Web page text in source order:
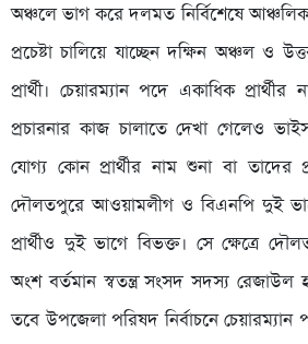
অঞ্চলে ভাগ করে দলমত নির্বিশেষে
প্রচেষ্টা চালিয়ে যাচ্ছেন দক্ষিন অঞ্চল ও
প্রার্থী। চেয়ারম্যান পদে একাধিক
প্রচারনার কাজ চালাতে দেখা গেলেও
যোগ্য কোন প্রার্থীর নাম শুনা বা তাদের
দৌলতপুরে আওয়ামলীগ ও বিএনপি দুই
প্রার্থীও দুই ভাগে বিভক্ত। সে ক্ষেত্রে
অংশ বর্তমান স্বতন্ত্র সংসদ সদস্য রেজাউল
তবে উপজেলা পরিষদ নির্বাচনে চেয়ারম্যান